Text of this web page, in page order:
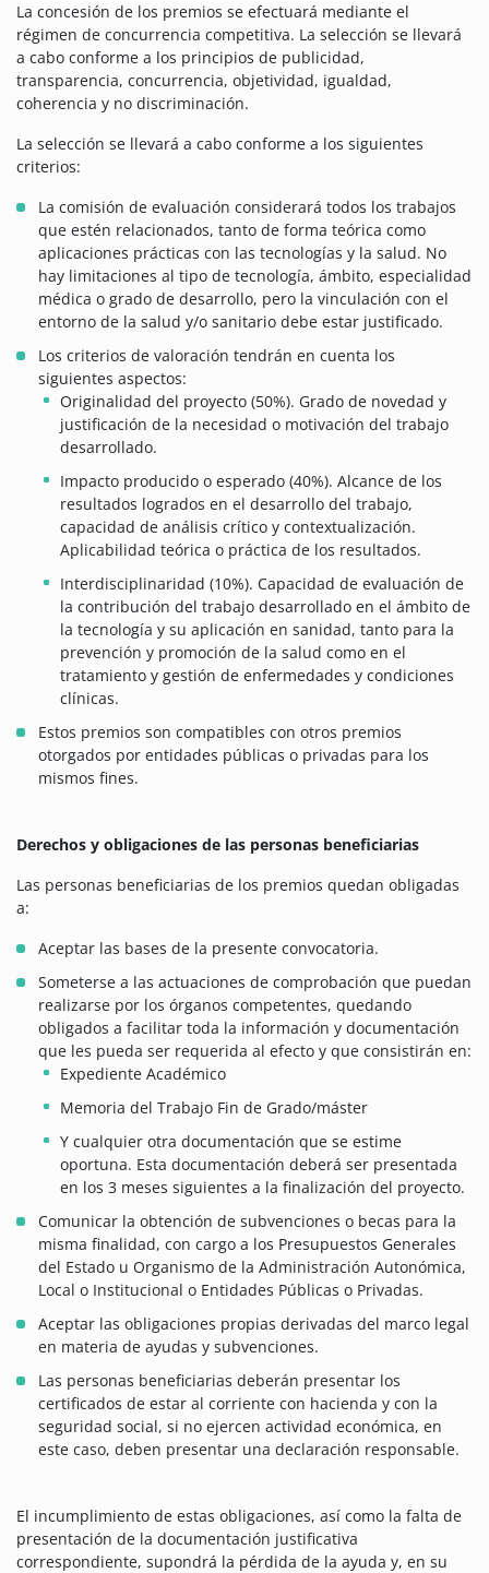
La concesión de los premios se efectuará mediante el
régimen de concurrencia competitiva. La selección se llevará
a cabo conforme a los principios de publicidad,
transparencia, concurrencia, objetividad, igualdad,
coherencia y no discriminación.
La selección se llevará a cabo conforme a los siguientes
criterios:
La comisión de evaluación considerará todos los trabajos
que estén relacionados, tanto de forma teórica como
aplicaciones prácticas con las tecnologías y la salud. No
hay limitaciones al tipo de tecnología, ámbito, especialidad
médica o grado de desarrollo, pero la vinculación con el
entorno de la salud y/o sanitario debe estar justificado.
Los criterios de valoración tendrán en cuenta los
siguientes aspectos:
Originalidad del proyecto (50%). Grado de novedad y
justificación de la necesidad o motivación del trabajo
desarrollado.
Impacto producido o esperado (40%). Alcance de los
resultados logrados en el desarrollo del trabajo,
capacidad de análisis crítico y contextualización.
Aplicabilidad teórica o práctica de los resultados.
Interdisciplinaridad (10%). Capacidad de evaluación de
la contribución del trabajo desarrollado en el ámbito de
la tecnología y su aplicación en sanidad, tanto para la
prevención y promoción de la salud como en el
tratamiento y gestión de enfermedades y condiciones
clínicas.
Estos premios son compatibles con otros premios
otorgados por entidades públicas o privadas para los
mismos fines.
Derechos y obligaciones de las personas beneficiarias
Las personas beneficiarias de los premios quedan obligadas
a:
Aceptar las bases de la presente convocatoria.
Someterse a las actuaciones de comprobación que puedan
realizarse por los órganos competentes, quedando
obligados a facilitar toda la información y documentación
que les pueda ser requerida al efecto y que consistirán en:
Expediente Académico
Memoria del Trabajo Fin de Grado/máster
Y cualquier otra documentación que se estime
oportuna. Esta documentación deberá ser presentada
en los 3 meses siguientes a la finalización del proyecto.
Comunicar la obtención de subvenciones o becas para la
misma finalidad, con cargo a los Presupuestos Generales
del Estado u Organismo de la Administración Autonómica,
Local o Institucional o Entidades Públicas o Privadas.
Aceptar las obligaciones propias derivadas del marco legal
en materia de ayudas y subvenciones.
Las personas beneficiarias deberán presentar los
certificados de estar al corriente con hacienda y con la
seguridad social, si no ejercen actividad económica, en
este caso, deben presentar una declaración responsable.
El incumplimiento de estas obligaciones, así como la falta de
presentación de la documentación justificativa
correspondiente, supondrá la pérdida de la ayuda y, en su